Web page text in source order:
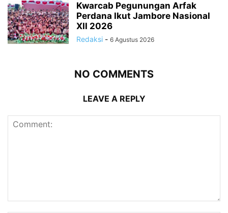
Kwarcab Pegunungan Arfak
Perdana Ikut Jambore Nasional
XII 2026
Redaksi - 6 Agustus 2026
NO COMMENTS
LEAVE A REPLY